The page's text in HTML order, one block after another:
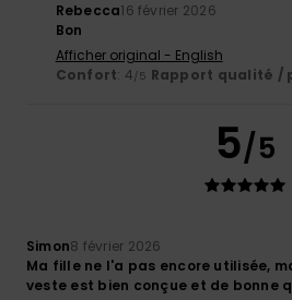
Rebecca16 février 2026
Bon
Afficher original - English
Confort: 4/5 Rapport qualité /
5/5
Simon8 février 2026
Ma fille ne l'a pas encore utilisée,
veste est bien conçue et de bonne